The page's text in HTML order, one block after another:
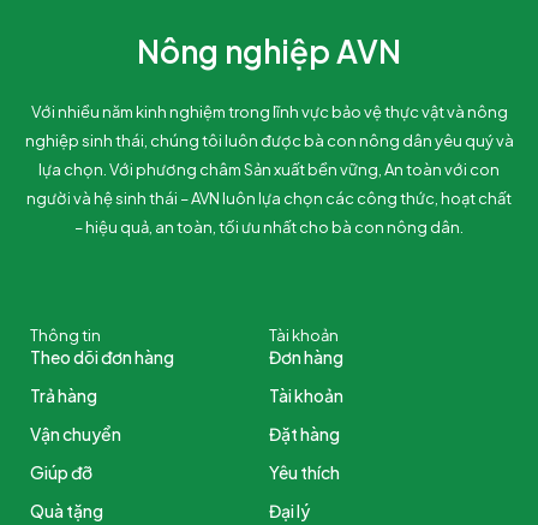
Nông nghiệp AVN
Với nhiều năm kinh nghiệm trong lĩnh vực bảo vệ thực vật và nông
nghiệp sinh thái, chúng tôi luôn được bà con nông dân yêu quý và
lựa chọn. Với phương châm Sản xuất bền vững, An toàn với con
người và hệ sinh thái – AVN luôn lựa chọn các công thức, hoạt chất
– hiệu quả, an toàn, tối ưu nhất cho bà con nông dân.
Thông tin
Theo dõi đơn hàng
Trả hàng
Vận chuyển
Giúp đỡ
Quà tặng
Tài khoản
Đơn hàng
Tài khoản
Đặt hàng
Yêu thích
Đại lý